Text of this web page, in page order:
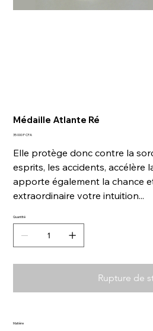
Médaille Atlante Ré
Prix
35 000 F CFA
Elle protège donc contre la
esprits, les accidents, accélère
apporte également la chance
extraordinaire votre intuition...
Quantité
Rupture de
Matière